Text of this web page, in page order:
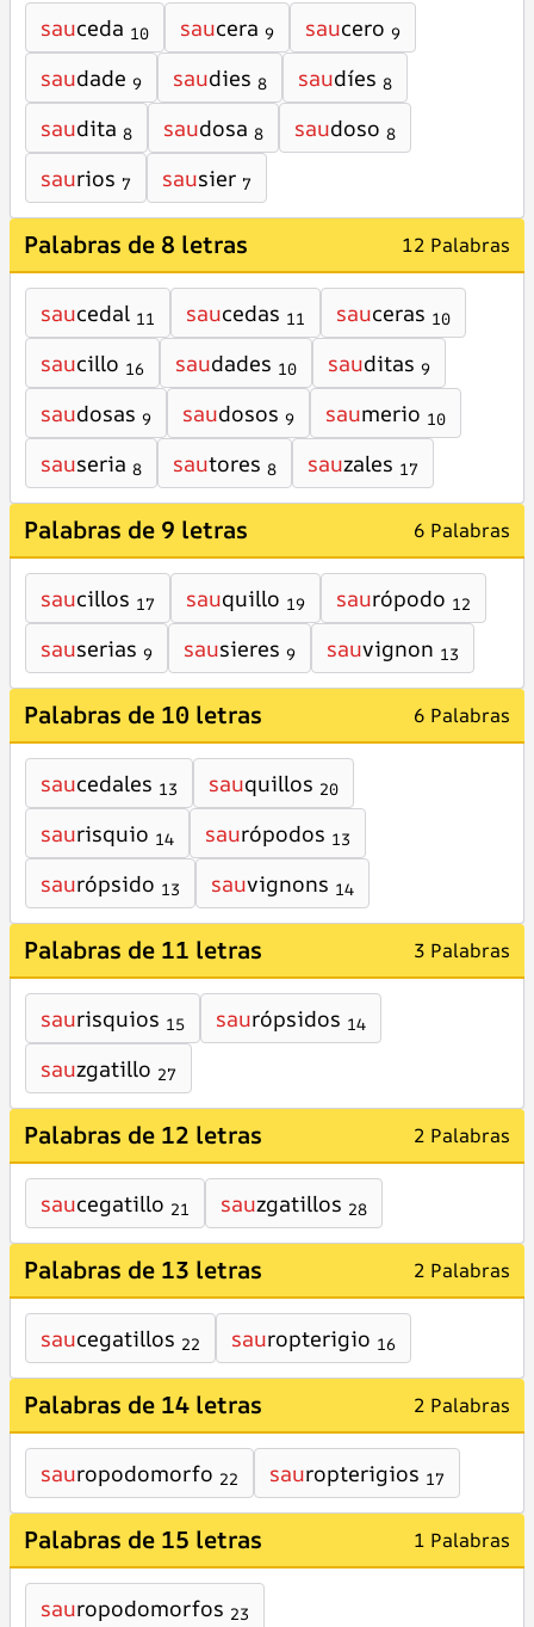
sauceda 10 saucera 9 saucero 9
saudade 9 saudies 8 saudíes 8
saudita 8 saudosa 8 saudoso 8
saurios 7 sausier 7
Palabras de 8 letras 12 Palabras
saucedal 11 saucedas 11 sauceras 10
saucillo 16 saudades 10 sauditas 9
saudosas 9 saudosos 9 saumerio 10
sauseria 8 sautores 8 sauzales 17
Palabras de 9 letras 6 Palabras
saucillos 17 sauquillo 19 saurópodo 12
sauserias 9 sausieres 9 sauvignon 13
Palabras de 10 letras 6 Palabras
saucedales 13 sauquillos 20
saurisquio 14 saurópodos 13
saurópsido 13 sauvignons 14
Palabras de 11 letras 3 Palabras
saurisquios 15 saurópsidos 14
sauzgatillo 27
Palabras de 12 letras 2 Palabras
saucegatillo 21 sauzgatillos 28
Palabras de 13 letras 2 Palabras
saucegatillos 22 sauropterigio 16
Palabras de 14 letras 2 Palabras
sauropodomorfo 22 sauropterigios 17
Palabras de 15 letras 1 Palabras
sauropodomorfos 23